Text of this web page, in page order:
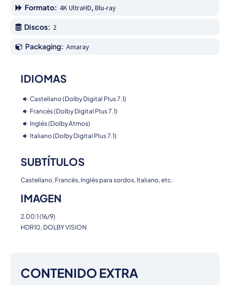
Formato: 4K UltraHD, Blu-ray
Discos: 2
Packaging: Amaray
IDIOMAS
Castellano (Dolby Digital Plus 7.1)
Francés (Dolby Digital Plus 7.1)
Inglés (Dolby Atmos)
Italiano (Dolby Digital Plus 7.1)
SUBTÍTULOS
Castellano, Francés, Inglés para sordos, Italiano, etc.
IMAGEN
2.00:1 (16/9)
HDR10, DOLBY VISION
CONTENIDO EXTRA